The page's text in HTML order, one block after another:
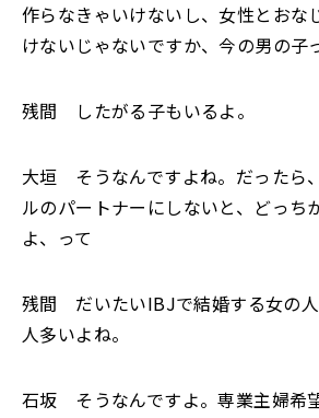
作らなきゃいけないし、女性とおな
けないじゃないですか、今の男の子
残間 したがる子もいるよ。
大垣 そうなんですよね。だったら
ルのパートナーにしないと、どっち
よ、って
残間 だいたいIBJで結婚する女の
人多いよね。
石坂 そうなんですよ。専業主婦希